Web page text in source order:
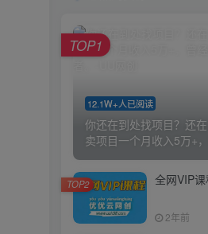
12.1W+人已阅读
你还在到处找项目？还
卖项目一个月收入5万+，
TOP1
全网VIP
2年前
TOP2